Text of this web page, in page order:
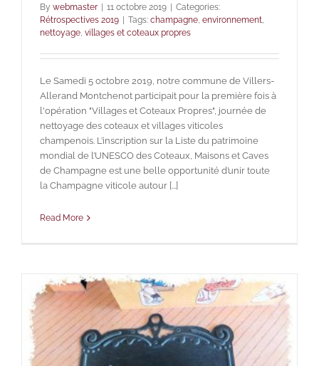
By webmaster | 11 octobre 2019 | Categories:
Rétrospectives 2019 | Tags: champagne environnement
nettoyage villages et coteaux propres
Le Samedi 5 octobre 2019, notre commune de Villers-
Allerand Montchenot participait pour la première fois à
l'opération "Villages et Coteaux Propres", journée de
nettoyage des coteaux et villages viticoles
champenois. L’inscription sur la Liste du patrimoine
mondial de l’UNESCO des Coteaux, Maisons et Caves
de Champagne est une belle opportunité d’unir toute
la Champagne viticole autour [...]
Read More